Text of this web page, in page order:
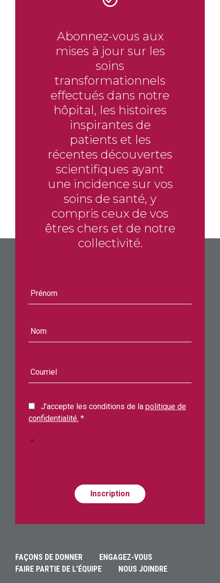
Abonnez-vous aux
mises à jour sur les
soins
transformationnels
effectués dans notre
hôpital, les histoires
inspirantes de
patients et les
récentes découvertes
scientifiques ayant
une incidence sur vos
soins de santé, y
compris ceux de vos
êtres chers et de notre
collectivité.
J’accepte les conditions de la politique de
confidentialité. *
*
FAÇONS DE DONNER
ENGAGEZ-VOUS
FAIRE PARTIE DE L’ÉQUIPE
NOUS JOINDRE